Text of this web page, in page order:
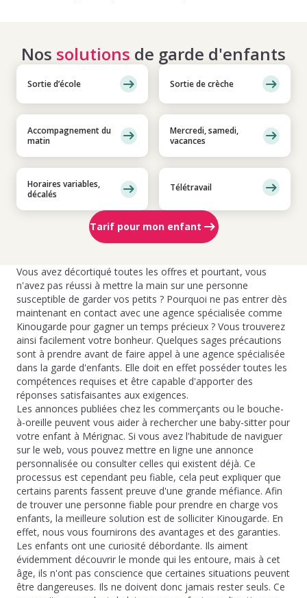
Nos solutions de garde d'enfants
Sortie d’école Sortie de crèche
Accompagnement du
matin
Mercredi, samedi,
vacances
Horaires variables,
décalés
Télétravail
Tarif pour mon enfant
Vous avez décortiqué toutes les offres et pourtant, vous
n'avez pas réussi à mettre la main sur une personne
susceptible de garder vos petits ? Pourquoi ne pas entrer dès
maintenant en contact avec une agence spécialisée comme
Kinougarde pour gagner un temps précieux ? Vous trouverez
ainsi facilement votre bonheur. Quelques sages précautions
sont à prendre avant de faire appel à une agence spécialisée
dans la garde d'enfants. Elle doit en effet posséder toutes les
compétences requises et être capable d'apporter des
réponses satisfaisantes aux exigences.
Les annonces publiées chez les commerçants ou le bouche-
à-oreille peuvent vous aider à rechercher une baby-sitter pour
votre enfant à Mérignac. Si vous avez l'habitude de naviguer
sur le web, vous pouvez mettre en ligne une annonce
personnalisée ou consulter celles qui existent déjà. Ce
processus est cependant peu fiable, cela peut expliquer que
certains parents fassent preuve d'une grande méfiance. Afin
de trouver une personne fiable pour prendre en charge vos
enfants, la meilleure solution est de solliciter Kinougarde. En
effet, nous vous fournirons des avantages et des garanties.
Les enfants ont une curiosité débordante. Ils aiment
évidemment découvrir le monde qui les entoure, mais à cet
âge, ils n'ont pas conscience que certaines situations peuvent
être dangereuses. Ils ne doivent donc jamais rester seuls. Ce